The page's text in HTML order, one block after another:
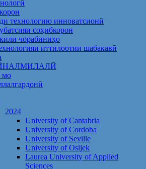
технологию инноватсионӣ
соҳибкорон
чорабиниҳо
иттилоотии шабакавӣ
мо
2024
University of Cantabria
University of Cordoba
University of Seville
University of Osijek
Laurea University of Applied
Sciences